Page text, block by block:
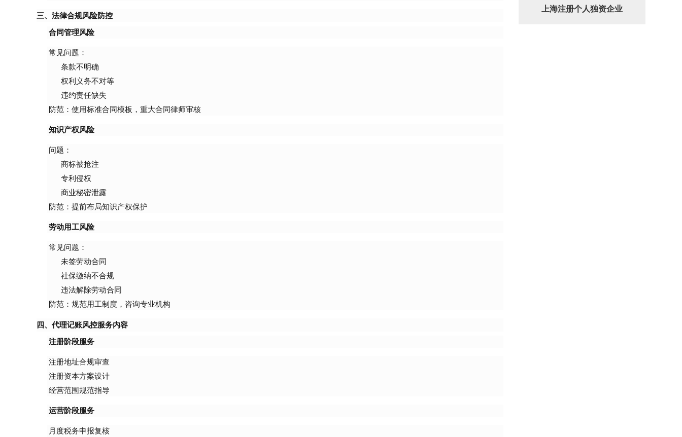
上海注册个人独资企业
三、法律合规风险防控
合同管理风险
常见问题：
条款不明确
权利义务不对等
违约责任缺失
防范：使用标准合同模板，重大合同律师审核
知识产权风险
问题：
商标被抢注
专利侵权
商业秘密泄露
防范：提前布局知识产权保护
劳动用工风险
常见问题：
未签劳动合同
社保缴纳不合规
违法解除劳动合同
防范：规范用工制度，咨询专业机构
四、代理记账风控服务内容
注册阶段服务
注册地址合规审查
注册资本方案设计
经营范围规范指导
运营阶段服务
月度税务申报复核